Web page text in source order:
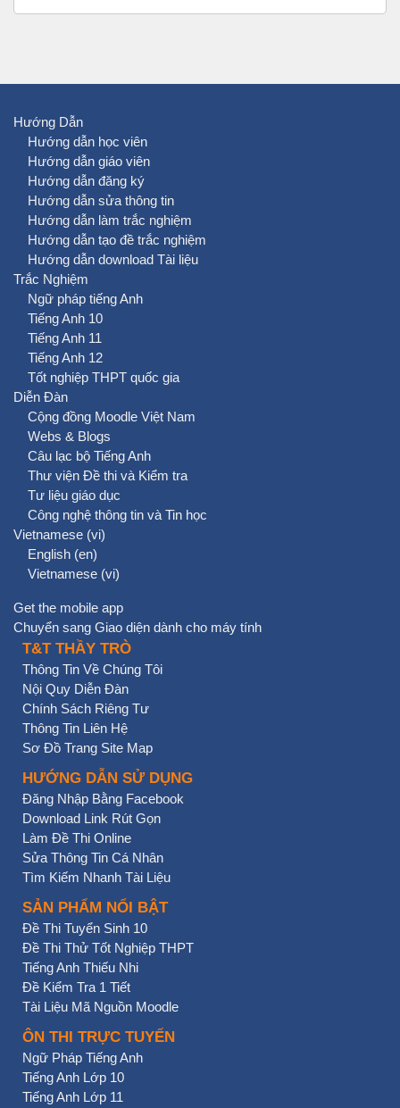
Hướng Dẫn
Hướng dẫn học viên
Hướng dẫn giáo viên
Hướng dẫn đăng ký
Hướng dẫn sửa thông tin
Hướng dẫn làm trắc nghiệm
Hướng dẫn tạo đề trắc nghiệm
Hướng dẫn download Tài liệu
Trắc Nghiệm
Ngữ pháp tiếng Anh
Tiếng Anh 10
Tiếng Anh 11
Tiếng Anh 12
Tốt nghiệp THPT quốc gia
Diễn Đàn
Cộng đồng Moodle Việt Nam
Webs & Blogs
Câu lạc bộ Tiếng Anh
Thư viện Đề thi và Kiểm tra
Tư liệu giáo dục
Công nghệ thông tin và Tin học
Vietnamese ‎(vi)‎
English ‎(en)‎
Vietnamese ‎(vi)‎
Get the mobile app
Chuyển sang Giao diện dành cho máy tính
T&T THẦY TRÒ
Thông Tin Về Chúng Tôi
Nội Quy Diễn Đàn
Chính Sách Riêng Tư
Thông Tin Liên Hệ
Sơ Đồ Trang Site Map
HƯỚNG DẪN SỬ DỤNG
Đăng Nhập Bằng Facebook
Download Link Rút Gọn
Làm Đề Thi Online
Sửa Thông Tin Cá Nhân
Tìm Kiếm Nhanh Tài Liệu
SẢN PHẨM NỔI BẬT
Đề Thi Tuyển Sinh 10
Đề Thi Thử Tốt Nghiệp THPT
Tiếng Anh Thiếu Nhi
Đề Kiểm Tra 1 Tiết
Tài Liệu Mã Nguồn Moodle
ÔN THI TRỰC TUYẾN
Ngữ Pháp Tiếng Anh
Tiếng Anh Lớp 10
Tiếng Anh Lớp 11